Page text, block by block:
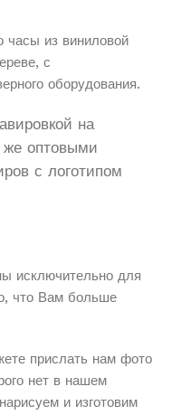
часы из виниловой
с
оборудования.
на
же оптовыми
с логотипом
исключительно для
что Вам больше
прислать нам фото
нет в нашем
и изготовим